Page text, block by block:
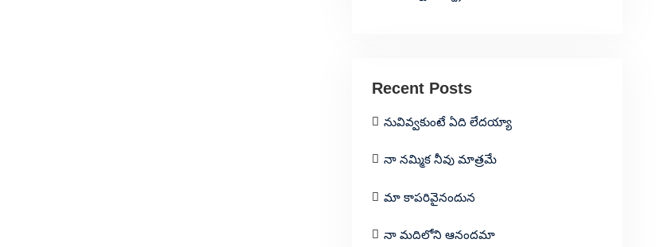
Recent Posts
నువివ్వకుంటే ఏది లేదయ్యా
నా నమ్మిక నీవు మాత్రమే
మా కాపరివైనందున
నా మదిలోని ఆనందమా